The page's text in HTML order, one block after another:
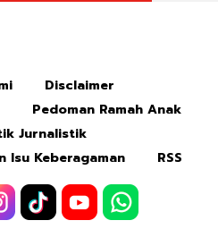
Disclaimer
Pedoman Ramah Anak
Jurnalistik
Isu Keberagaman
RSS